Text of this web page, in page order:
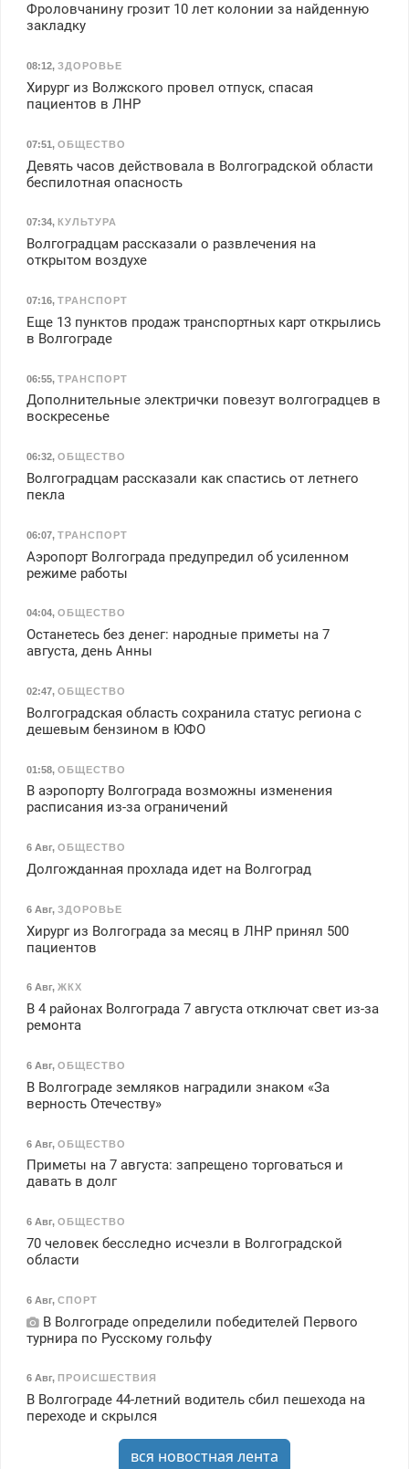
Фроловчанину грозит 10 лет колонии за найденную
закладку
08:12, ЗДОРОВЬЕ
Хирург из Волжского провел отпуск, спасая
пациентов в ЛНР
07:51, ОБЩЕСТВО
Девять часов действовала в Волгоградской области
беспилотная опасность
07:34, КУЛЬТУРА
Волгоградцам рассказали о развлечения на
открытом воздухе
07:16, ТРАНСПОРТ
Еще 13 пунктов продаж транспортных карт открылись
в Волгограде
06:55, ТРАНСПОРТ
Дополнительные электрички повезут волгоградцев в
воскресенье
06:32, ОБЩЕСТВО
Волгоградцам рассказали как спастись от летнего
пекла
06:07, ТРАНСПОРТ
Аэропорт Волгограда предупредил об усиленном
режиме работы
04:04, ОБЩЕСТВО
Останетесь без денег: народные приметы на 7
августа, день Анны
02:47, ОБЩЕСТВО
Волгоградская область сохранила статус региона с
дешевым бензином в ЮФО
01:58, ОБЩЕСТВО
В аэропорту Волгограда возможны изменения
расписания из-за ограничений
6 Авг, ОБЩЕСТВО
Долгожданная прохлада идет на Волгоград
6 Авг, ЗДОРОВЬЕ
Хирург из Волгограда за месяц в ЛНР принял 500
пациентов
6 Авг, ЖКХ
В 4 районах Волгограда 7 августа отключат свет из-за
ремонта
6 Авг, ОБЩЕСТВО
В Волгограде земляков наградили знаком «За
верность Отечеству»
6 Авг, ОБЩЕСТВО
Приметы на 7 августа: запрещено торговаться и
давать в долг
6 Авг, ОБЩЕСТВО
70 человек бесследно исчезли в Волгоградской
области
6 Авг, СПОРТ
В Волгограде определили победителей Первого
турнира по Русскому гольфу
6 Авг, ПРОИСШЕСТВИЯ
В Волгограде 44-летний водитель сбил пешехода на
переходе и скрылся
вся новостная лента